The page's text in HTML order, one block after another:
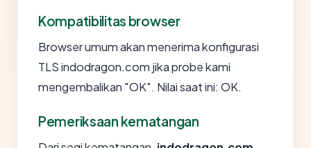
Kompatibilitas browser
Browser umum akan menerima konfigurasi
TLS indodragon.com jika probe kami
mengembalikan "OK". Nilai saat ini: OK.
Pemeriksaan kematangan